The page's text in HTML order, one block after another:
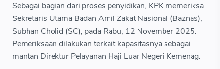
Sebagai bagian dari proses penyidikan, KPK memeriksa
Sekretaris Utama Badan Amil Zakat Nasional (Baznas),
Subhan Cholid (SC), pada Rabu, 12 November 2025.
Pemeriksaan dilakukan terkait kapasitasnya sebagai
mantan Direktur Pelayanan Haji Luar Negeri Kemenag.